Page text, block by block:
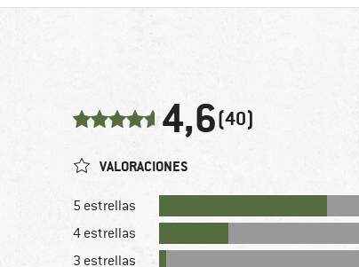
4,6(40)
VALORACIONES
5 estrellas
4 estrellas
3 estrellas